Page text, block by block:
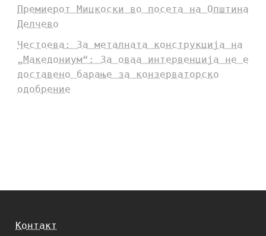
Премиерот Мицкоски во посета на Општина
Делчево
Честоева: За металната конструкција на
„Македониум“: За оваа интервенција не е
доставено барање за конзерваторско
одобрение
Контакт